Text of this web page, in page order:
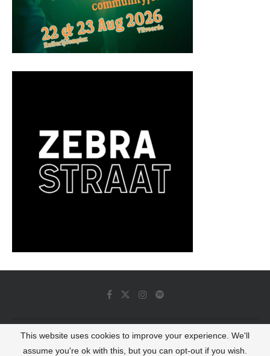
© 2022 - Luminous Dash All Rights Reserved
This website uses cookies to improve your experience. We'll
assume you're ok with this, but you can opt-out if you wish.